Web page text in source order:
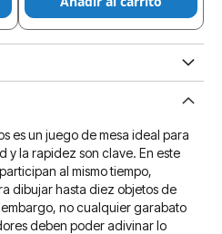
es un juego de mesa ideal para
y la rapidez son clave. En este
al mismo tiempo,
dibujar hasta diez objetos de
no cualquier garabato
deben poder adivinar lo